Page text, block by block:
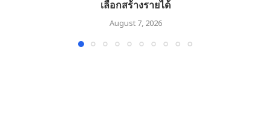
เลือกสร้างรายได้
August 7, 2026